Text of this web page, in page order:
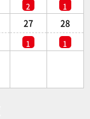
2 1
27
1
28
1